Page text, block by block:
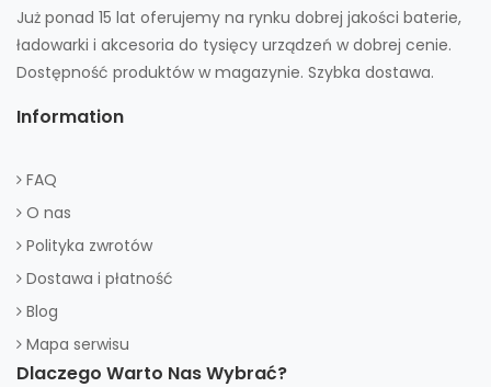
Już ponad 15 lat oferujemy na rynku dobrej jakości baterie,
ładowarki i akcesoria do tysięcy urządzeń w dobrej cenie.
Dostępność produktów w magazynie. Szybka dostawa.
Information
FAQ
O nas
Polityka zwrotów
Dostawa i płatność
Blog
Mapa serwisu
Dlaczego Warto Nas Wybrać?